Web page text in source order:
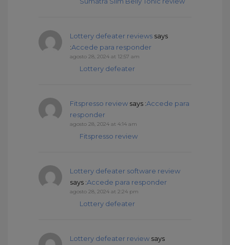
Lottery defeater reviews says
:Accede para responder
agosto 28, 2024 at 12:57 am
Lottery defeater
Fitspresso review says :Accede para
responder
agosto 28, 2024 at 4:14 am
Fitspresso review
Lottery defeater software review
says :Accede para responder
agosto 28, 2024 at 2:24 pm
Lottery defeater
Lottery defeater review says